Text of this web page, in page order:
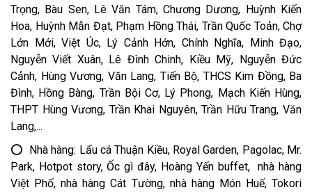
Trọng, Bàu Sen, Lê Văn Tám, Chương Dương, Huỳnh Kiến
Hoa, Huỳnh Mẫn Đạt, Phạm Hồng Thái, Trần Quốc Toản, Chợ
Lớn Mới, Việt Úc, Lý Cảnh Hớn, Chính Nghĩa, Minh Đạo,
Nguyễn Viết Xuân, Lê Đình Chinh, Kiều Mỹ, Nguyễn Đức
Cảnh, Hùng Vương, Văn Lang, Tiến Bộ, THCS Kim Đồng, Ba
Đình, Hồng Bàng, Trần Bội Cơ, Lý Phong, Mạch Kiến Hùng,
THPT Hùng Vương, Trần Khai Nguyên, Trần Hữu Trang, Văn
Lang,...
⭕ Nhà hàng: Lẩu cá Thuận Kiều, Royal Garden, Pagolac, Mr.
Park, Hotpot story, Ốc gì đây, Hoàng Yến buffet, nhà hàng
Việt Phố, nhà hàng Cát Tường, nhà hàng Món Huế, Tokori